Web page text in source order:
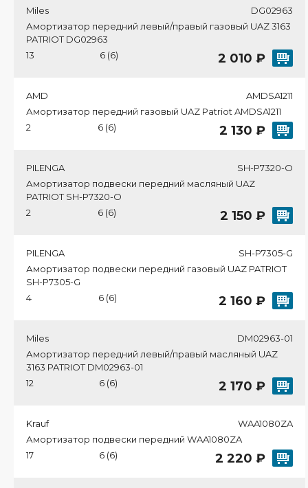
Miles
DG02963
Амортизатор передний левый/правый газовый UAZ 3163
PATRIOT DG02963
13
6 (6) 2 010 ₽
AMD
AMDSA1211
Амортизатор передний газовый UAZ Patriot AMDSA1211
2
6 (6) 2 130 ₽
PILENGA
SH-P7320-O
Амортизатор подвески передний масляный UAZ
PATRIOT SH-P7320-O
2
6 (6) 2 150 ₽
PILENGA
SH-P7305-G
Амортизатор подвески передний газовый UAZ PATRIOT
SH-P7305-G
4
6 (6) 2 160 ₽
Miles
DM02963-01
Амортизатор передний левый/правый масляный UAZ
3163 PATRIOT DM02963-01
12
6 (6) 2 170 ₽
Krauf
WAA1080ZA
Амортизатор подвески передний WAA1080ZA
17
6 (6) 2 220 ₽